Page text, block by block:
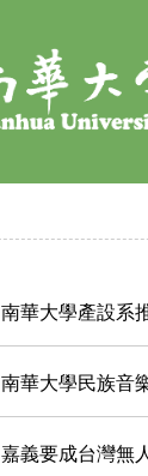
南華大學產設系
南華大學民族音
嘉義要成台灣無